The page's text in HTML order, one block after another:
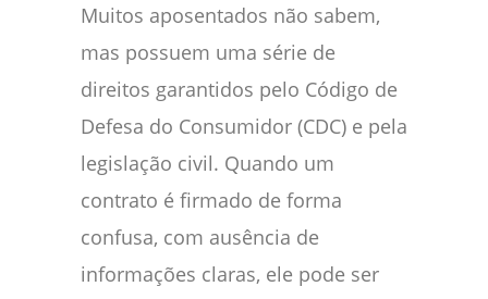
Muitos aposentados não sabem,
mas possuem uma série de
direitos garantidos pelo Código de
Defesa do Consumidor (CDC) e pela
legislação civil. Quando um
contrato é firmado de forma
confusa, com ausência de
informações claras, ele pode ser